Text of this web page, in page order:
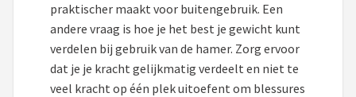
praktischer maakt voor buitengebruik. Een
andere vraag is hoe je het best je gewicht kunt
verdelen bij gebruik van de hamer. Zorg ervoor
dat je je kracht gelijkmatig verdeelt en niet te
veel kracht op één plek uitoefent om blessures